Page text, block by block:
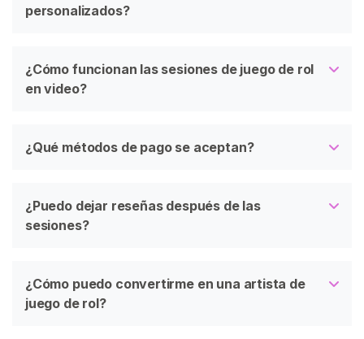
personalizados?
¿Cómo funcionan las sesiones de juego de rol
en video?
¿Qué métodos de pago se aceptan?
¿Puedo dejar reseñas después de las
sesiones?
¿Cómo puedo convertirme en una artista de
juego de rol?